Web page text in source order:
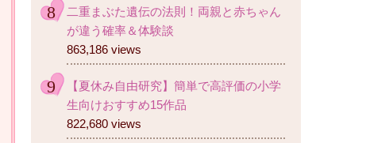
二重まぶた遺伝の法則！両親と赤ちゃん
が違う確率＆体験談
863,186 views
【夏休み自由研究】簡単で高評価の小学
生向けおすすめ15作品
822,680 views